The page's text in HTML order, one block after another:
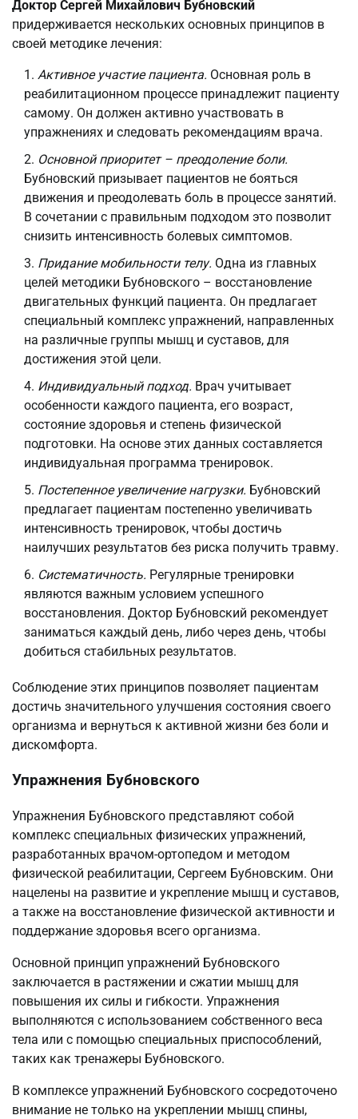
Доктор Сергей Михайлович Бубновский
придерживается нескольких основных принципов в
своей методике лечения:
Активное участие пациента. Основная роль в
реабилитационном процессе принадлежит пациенту
самому. Он должен активно участвовать в
упражнениях и следовать рекомендациям врача.
Основной приоритет – преодоление боли.
Бубновский призывает пациентов не бояться
движения и преодолевать боль в процессе занятий.
В сочетании с правильным подходом это позволит
снизить интенсивность болевых симптомов.
Придание мобильности телу. Одна из главных
целей методики Бубновского – восстановление
двигательных функций пациента. Он предлагает
специальный комплекс упражнений, направленных
на различные группы мышц и суставов, для
достижения этой цели.
Индивидуальный подход. Врач учитывает
особенности каждого пациента, его возраст,
состояние здоровья и степень физической
подготовки. На основе этих данных составляется
индивидуальная программа тренировок.
Постепенное увеличение нагрузки. Бубновский
предлагает пациентам постепенно увеличивать
интенсивность тренировок, чтобы достичь
наилучших результатов без риска получить травму.
Систематичность. Регулярные тренировки
являются важным условием успешного
восстановления. Доктор Бубновский рекомендует
заниматься каждый день, либо через день, чтобы
добиться стабильных результатов.
Соблюдение этих принципов позволяет пациентам
достичь значительного улучшения состояния своего
организма и вернуться к активной жизни без боли и
дискомфорта.
Упражнения Бубновского
Упражнения Бубновского представляют собой
комплекс специальных физических упражнений,
разработанных врачом-ортопедом и методом
физической реабилитации, Сергеем Бубновским. Они
нацелены на развитие и укрепление мышц и суставов,
а также на восстановление физической активности и
поддержание здоровья всего организма.
Основной принцип упражнений Бубновского
заключается в растяжении и сжатии мышц для
повышения их силы и гибкости. Упражнения
выполняются с использованием собственного веса
тела или с помощью специальных приспособлений,
таких как тренажеры Бубновского.
В комплексе упражнений Бубновского сосредоточено
внимание не только на укреплении мышц спины,